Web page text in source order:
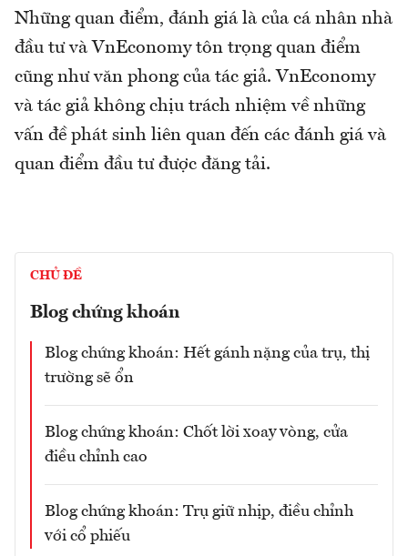
Những quan điểm, đánh giá là của cá nhân nhà
đầu tư và VnEconomy tôn trọng quan điểm
cũng như văn phong của tác giả. VnEconomy
và tác giả không chịu trách nhiệm về những
vấn đề phát sinh liên quan đến các đánh giá và
quan điểm đầu tư được đăng tải.
CHỦ ĐỀ
Blog chứng khoán
Blog chứng khoán: Hết gánh nặng của trụ, thị
trường sẽ ổn
Blog chứng khoán: Chốt lời xoay vòng, cửa
điều chỉnh cao
Blog chứng khoán: Trụ giữ nhịp, điều chỉnh
với cổ phiếu